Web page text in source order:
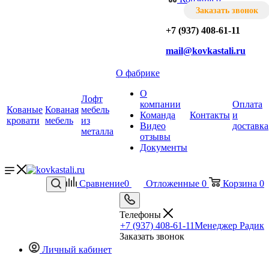
Заказать звонок
+7 (937) 408-61-11
mail@kovkastali.ru
Кованые
кровати
Кованая
мебель
Лофт
мебель
из
металла
О фабрике
О
компании
Команда
Видео
отзывы
Документы
Контакты
Оплата
и
доставка
Сравнение0 Отложенные 0 Корзина 0
Телефоны
+7 (937) 408-61-11Менеджер Радик
Заказать звонок
Личный кабинет